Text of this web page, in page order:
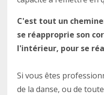
C'est tout un
se réapproprie son
l'intérieur, pour se
Si vous êtes
de la danse, ou de